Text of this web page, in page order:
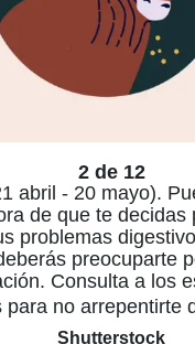
2 de 12
abril - 20 mayo).
de que te
problemas
preocuparte
Consulta a los
para no arrepentirte
Shutterstock